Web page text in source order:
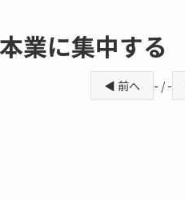
業に集中する
◀ 前へ - / -